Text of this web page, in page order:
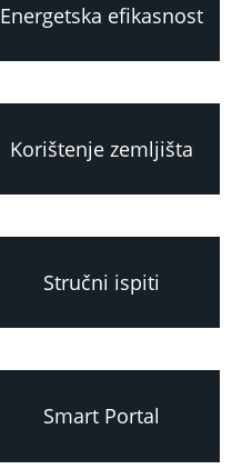
Energetska efikasnost
Korištenje zemljišta
Stručni ispiti
Smart Portal